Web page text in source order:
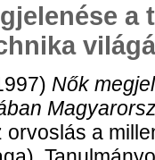
a
Nők
orvoslás a